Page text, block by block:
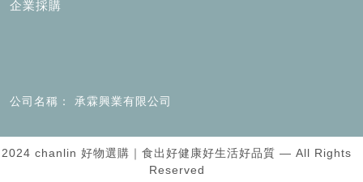
企業採購
公司名稱 承霖興業有限公司
2024 chanlin 好物選購｜食出好健康好生活好品質 — All Rights
Reserved